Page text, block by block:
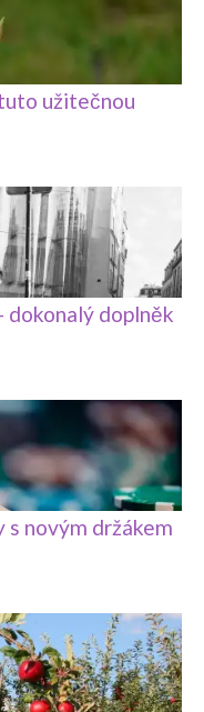
užitečnou
doplněk
novým držákem